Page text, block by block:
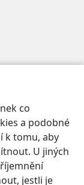
co
a podobné
k tomu, aby
U jiných
jestli je